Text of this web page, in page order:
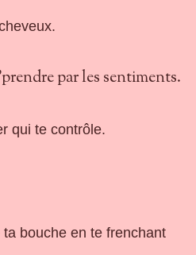
par les sentiments.
qui te contrôle.
ta bouche en te frenchant